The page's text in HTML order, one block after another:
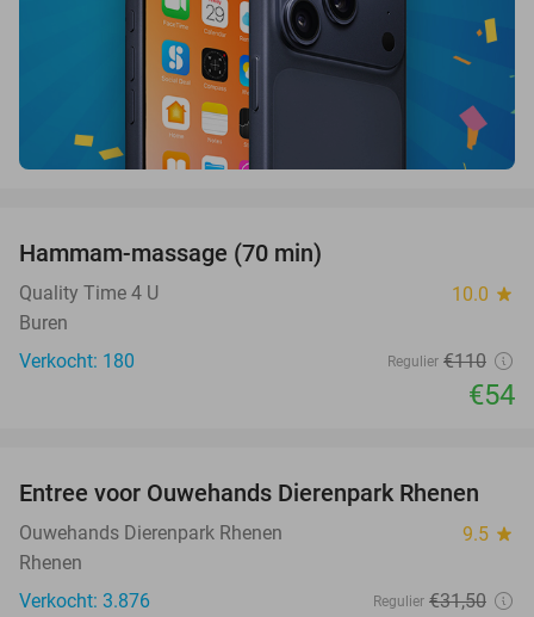
OUT
Hammam-massage (70 min)
Quality Time 4 U 10.0 star
Buren
Verkocht: 180
Regulier €110
€54
19%
Entree voor Ouwehands Dierenpark Rhenen
Ouwehands Dierenpark Rhenen 9.5 star
Rhenen
Verkocht: 3.876
Regulier €31,50